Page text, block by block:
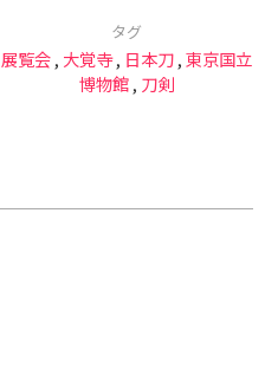
タグ
展覧会, 大覚寺, 日本刀,東京国立
博物館, 刀剣